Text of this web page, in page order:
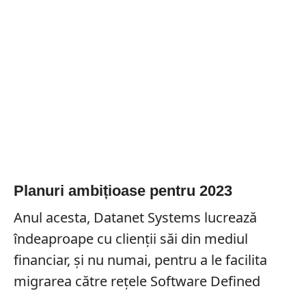
Planuri ambițioase pentru 2023
Anul acesta, Datanet Systems lucrează
îndeaproape cu clienții săi din mediul
financiar, și nu numai, pentru a le facilita
migrarea către rețele Software Defined